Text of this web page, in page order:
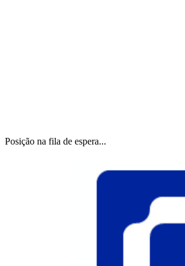
Posição na fila de espera...